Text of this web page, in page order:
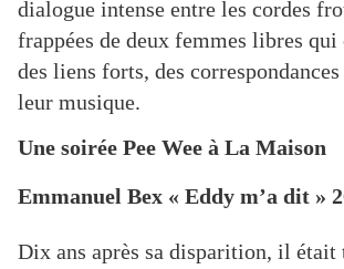
dialogue intense entre les cordes
frappées de deux femmes libres qui
des liens forts, des
leur musique.
Une soirée Pee Wee à La Maison
Emmanuel Bex « Eddy m’a dit »
Dix ans après sa disparition, il était